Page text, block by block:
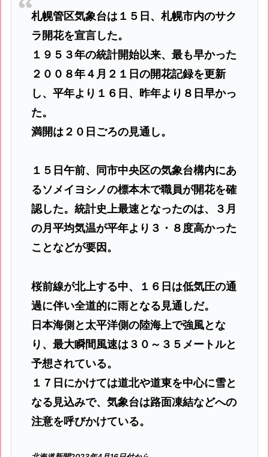
札幌管区気象台は１５日、札幌市内のサク
ラ開花を宣言した。
１９５３年の統計開始以来、最も早かった
２００８年４月２１日の開花記録を更新
し、平年より１６日、昨年より８日早かっ
た。
満開は２０日ごろの見通し。
１５日午前、同市中央区の気象台構内にあ
るソメイヨシノの標本木で職員が開花を確
認した。統計史上最速となったのは、３月
の月平均気温が平年より３・８度高かった
ことなどが要因。
桜前線が北上する中、１６日は低気圧の通
過に伴い全道的に雨となる見通しだ。
日本海側と太平洋側の陸海上で強風とな
り、最大瞬間風速は３０～３５メートルと
予想されている。
１７日にかけては道北や道東を中心に雪と
なる見込みで、気象台は路面凍結などへの
注意を呼びかけている。